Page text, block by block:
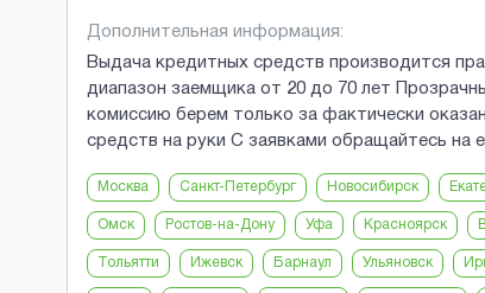
Дополнительная информация:
Выдача кредитных средств производится
диапазон заемщика от 20 до 70 лет
комиссию берем только за фактически
средств на руки С заявками обращайтесь на
Москва Санкт-Петербург Новосибирск
Омск Ростов-на-Дону Уфа Красноярск
Тольятти Ижевск Барнаул Ульяновск